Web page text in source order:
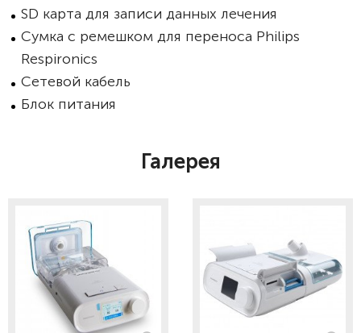
SD карта для записи данных лечения
Сумка с ремешком для переноса Philips
Respironics
Сетевой кабель
Блок питания
Галерея